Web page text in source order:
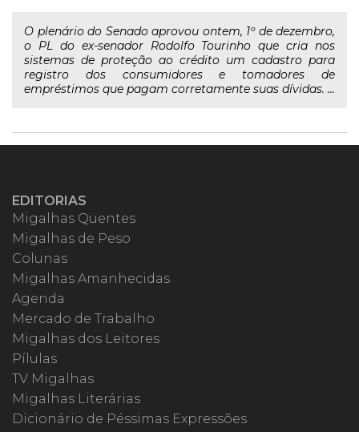
O plenário do Senado aprovou ontem, 1º de dezembro,
o PL do ex-senador Rodolfo Tourinho que cria nos
sistemas de proteção ao crédito um cadastro para
registro dos consumidores e tomadores de
empréstimos que pagam corretamente suas dívidas. ...
EDITORIAS
Migalhas Quentes
Migalhas de Peso
Colunas
Migalhas Amanhecidas
Agenda
Mercado de Trabalho
Migalhas dos Leitores
Pílulas
TV Migalhas
Migalhas Literárias
Dicionário de Péssimas Expressões